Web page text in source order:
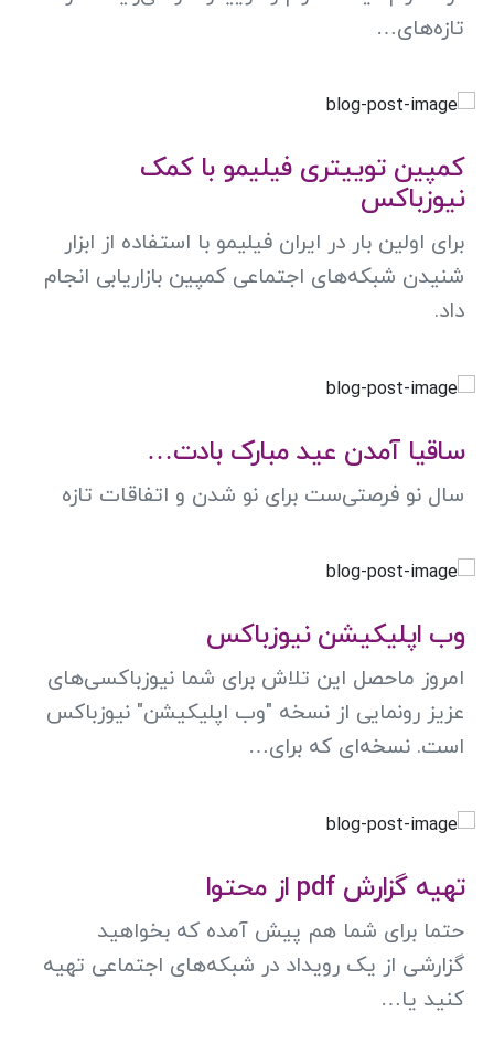
تازه‌های…
کمپین توییتری فیلیمو با کمک
نیوزباکس
برای اولین بار در ایران فیلیمو با استفاده از ابزار
شنیدن شبکه‌های اجتماعی کمپین بازاریابی انجام
داد.
ساقیا آمدن عید مبارک بادت…
سال نو فرصتی‌ست برای نو شدن و اتفاقات تازه
وب اپلیکیشن نیوزباکس
امروز ماحصل این تلاش برای شما نیوزباکسی‌های
عزیز رونمایی از نسخه "وب اپلیکیشن" نیوزباکس
است. نسخه‌ای که برای…
تهیه گزارش pdf از محتوا
حتما برای شما هم پیش آمده که بخواهید
گزارشی از یک رویداد در شبکه‌های اجتماعی تهیه
کنید یا…